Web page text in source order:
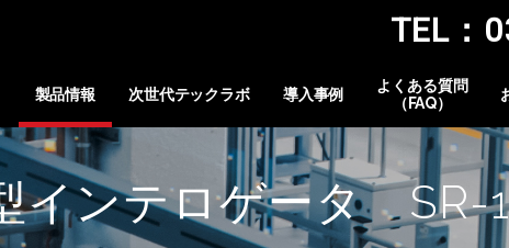
TEL：
製品情報 次世代テックラボ 導入事例
よくある質問
（FAQ）
インテロゲータ SR-